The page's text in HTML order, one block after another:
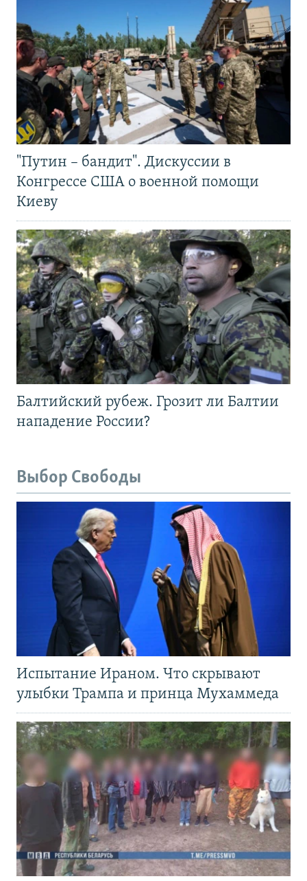
"Путин – бандит". Дискуссии в
Конгрессе США о военной помощи
Киеву
Балтийский рубеж. Грозит ли Балтии
нападение России?
Выбор Свободы
Испытание Ираном. Что скрывают
улыбки Трампа и принца Мухаммеда